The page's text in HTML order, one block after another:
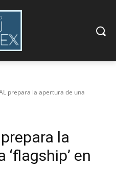
prepara la apertura de una
la
en